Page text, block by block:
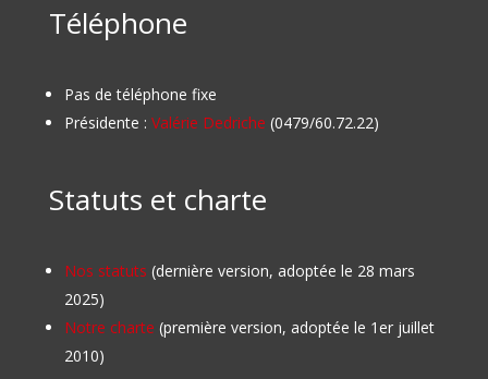
Téléphone
Pas de téléphone fixe
Présidente : Valérie Dedriche (0479/60.72.22)
Statuts et charte
Nos statuts (dernière version, adoptée le 28 mars
2025)
Notre charte (première version, adoptée le 1er juillet
2010)